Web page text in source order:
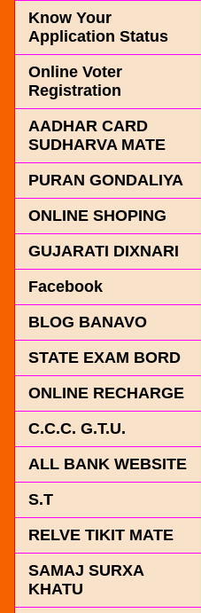
Know Your
Application Status
Online Voter
Registration
AADHAR CARD
SUDHARVA MATE
PURAN GONDALIYA
ONLINE SHOPING
GUJARATI DIXNARI
Facebook
BLOG BANAVO
STATE EXAM BORD
ONLINE RECHARGE
C.C.C. G.T.U.
ALL BANK WEBSITE
S.T
RELVE TIKIT MATE
SAMAJ SURXA
KHATU